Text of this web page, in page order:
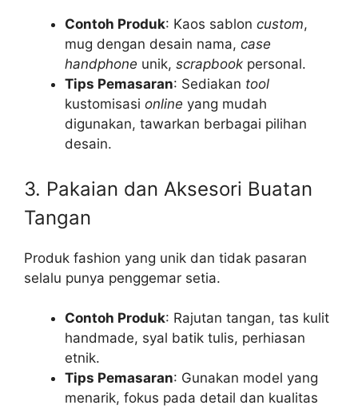
Contoh Produk: Kaos sablon custom,
mug dengan desain nama, case
handphone unik, scrapbook personal.
Tips Pemasaran: Sediakan tool
kustomisasi online yang mudah
digunakan, tawarkan berbagai pilihan
desain.
3. Pakaian dan Aksesori Buatan
Tangan
Produk fashion yang unik dan tidak pasaran
selalu punya penggemar setia.
Contoh Produk: Rajutan tangan, tas kulit
handmade, syal batik tulis, perhiasan
etnik.
Tips Pemasaran: Gunakan model yang
menarik, fokus pada detail dan kualitas